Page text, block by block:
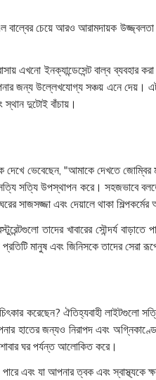
বাল্বের চেয়ে আরও আরামদায়ক
এখনো ইনক্যান্ডেসেন্ট বাল্ব
জন্য উল্লেখযোগ্য সঞ্চয় এনে দেয়।
দুটোই বাঁচায়।
দেখে ভেবেছেন, "আমাকে দেখতে
সত্যি উপস্থাপন করে। সহজভাবে
সাজসজ্জা এবং দেয়ালে থাকা
তাদের খাবারের সৌন্দর্য
মানুষ এবং জিনিসকে তাদের সেরা
করেছেন? ঐতিহ্যবাহী
হাতের জন্যও নিরাপদ এবং
ঘর পর্যন্ত আলোকিত করে।
এবং যা আপনার ত্বক এবং